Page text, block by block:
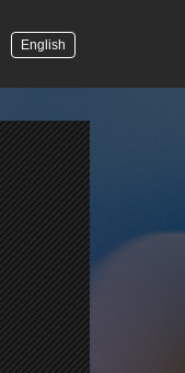
English